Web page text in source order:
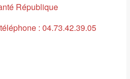
République
: 04.73.42.39.05